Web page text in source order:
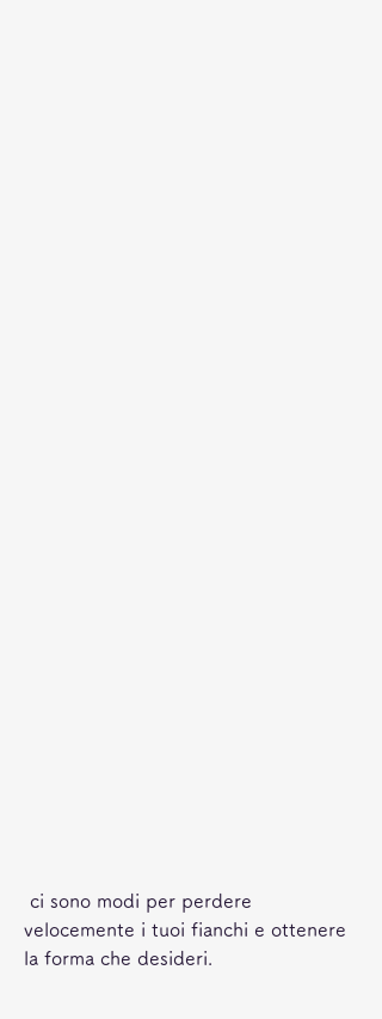
velocemente i tuoi fianchi e ottenere
la forma che desideri.